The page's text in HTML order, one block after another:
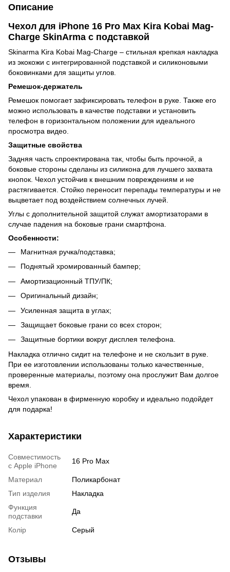
Описание
Чехол для iPhone 16 Pro Max Kira Kobai Mag-
Charge SkinArma с подставкой
Skinarma Kira Kobai Mag-Charge – стильная крепкая накладка
из экокожи с интегрированной подставкой и силиконовыми
боковинками для защиты углов.
Ремешок-держатель
Ремешок помогает зафиксировать телефон в руке. Также его
можно использовать в качестве подставки и установить
телефон в горизонтальном положении для идеального
просмотра видео.
Защитные свойства
Задняя часть спроектирована так, чтобы быть прочной, а
боковые стороны сделаны из силикона для лучшего захвата
кнопок. Чехол устойчив к внешним повреждениям и не
растягивается. Стойко переносит перепады температуры и не
выцветает под воздействием солнечных лучей.
Углы с дополнительной защитой служат амортизаторами в
случае падения на боковые грани смартфона.
Особенности:
Магнитная ручка/подставка;
Поднятый хромированный бампер;
Амортизационный ТПУ/ПК;
Оригинальный дизайн;
Усиленная защита в углах;
Защищает боковые грани со всех сторон;
Защитные бортики вокруг дисплея телефона.
Накладка отлично сидит на телефоне и не скользит в руке.
При ее изготовлении использованы только качественные,
проверенные материалы, поэтому она прослужит Вам долгое
время.
Чехол упакован в фирменную коробку и идеально подойдет
для подарка!
Характеристики
Совместимость
с Apple iPhone
16 Pro Max
Материал
Поликарбонат
Тип изделия
Накладка
Функция
подставки
Да
Колір Серый
Отзывы